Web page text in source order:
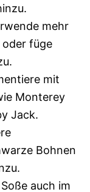
mehr
oder füge
mit
Monterey
Jack.
Bohnen
auch im